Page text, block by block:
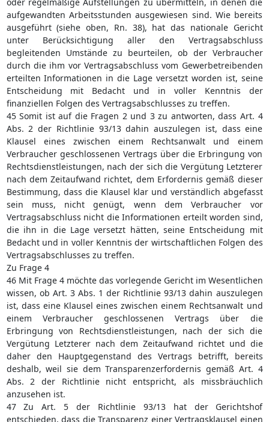
aufgewandten Arbeitsstunden ausgewiesen sind. Wie bereits
ausgeführt (siehe oben, Rn. 38), hat das nationale Gericht
unter Berücksichtigung aller den Vertragsabschluss
begleitenden Umstände zu beurteilen, ob der Verbraucher
durch die ihm vor Vertragsabschluss vom Gewerbetreibenden
erteilten Informationen in die Lage versetzt worden ist, seine
Entscheidung mit Bedacht und in voller Kenntnis der
finanziellen Folgen des Vertragsabschlusses zu treffen.
45 Somit ist auf die Fragen 2 und 3 zu antworten, dass Art. 4
Abs. 2 der Richtlinie 93/13 dahin auszulegen ist, dass eine
Klausel eines zwischen einem Rechtsanwalt und einem
Verbraucher geschlossenen Vertrags über die Erbringung von
Rechtsdienstleistungen, nach der sich die Vergütung Letzterer
nach dem Zeitaufwand richtet, dem Erfordernis gemäß dieser
Bestimmung, dass die Klausel klar und verständlich abgefasst
sein muss, nicht genügt, wenn dem Verbraucher vor
Vertragsabschluss nicht die Informationen erteilt worden sind,
die ihn in die Lage versetzt hätten, seine Entscheidung mit
Bedacht und in voller Kenntnis der wirtschaftlichen Folgen des
Vertragsabschlusses zu treffen.
Zu Frage 4
46 Mit Frage 4 möchte das vorlegende Gericht im Wesentlichen
wissen, ob Art. 3 Abs. 1 der Richtlinie 93/13 dahin auszulegen
ist, dass eine Klausel eines zwischen einem Rechtsanwalt und
einem Verbraucher geschlossenen Vertrags über die
Erbringung von Rechtsdienstleistungen, nach der sich die
Vergütung Letzterer nach dem Zeitaufwand richtet und die
daher den Hauptgegenstand des Vertrags betrifft, bereits
deshalb, weil sie dem Transparenzerfordernis gemäß Art. 4
Abs. 2 der Richtlinie nicht entspricht, als missbräuchlich
anzusehen ist.
47 Zu Art. 5 der Richtlinie 93/13 hat der Gerichtshof
entschieden, dass die Transparenz einer Vertragsklausel einen